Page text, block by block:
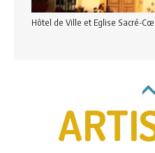
Hôtel de Ville et Eglise Sacré-